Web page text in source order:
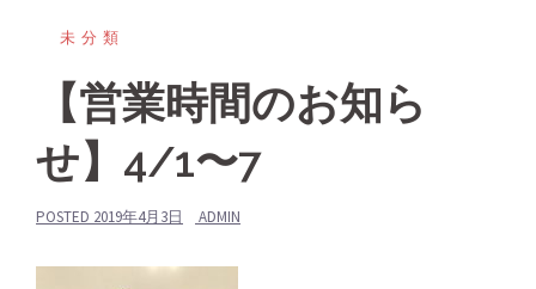
未分類
【営業時間のお知ら
せ】4/1〜7
POSTED 2019年4月3日 ADMIN